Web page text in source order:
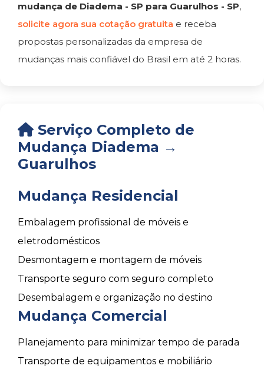
mudança de Diadema - SP para Guarulhos - SP,
solicite agora sua cotação gratuita e receba
propostas personalizadas da empresa de
mudanças mais confiável do Brasil em até 2 horas.
Serviço Completo de
Mudança Diadema →
Guarulhos
Mudança Residencial
Embalagem profissional de móveis e
eletrodomésticos
Desmontagem e montagem de móveis
Transporte seguro com seguro completo
Desembalagem e organização no destino
Mudança Comercial
Planejamento para minimizar tempo de parada
Transporte de equipamentos e mobiliário